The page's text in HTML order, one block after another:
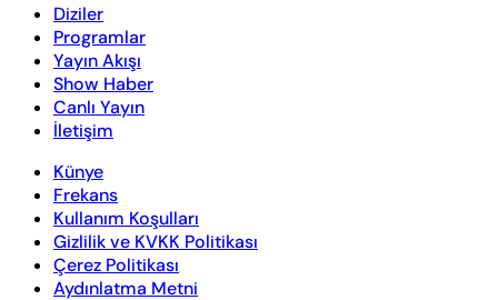
Diziler
Programlar
Yayın Akışı
Show Haber
Canlı Yayın
İletişim
Künye
Frekans
Kullanım Koşulları
Gizlilik ve KVKK Politikası
Çerez Politikası
Aydınlatma Metni